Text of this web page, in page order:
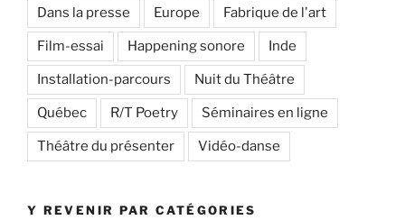
Dans la presse Europe Fabrique de l'art
Film-essai Happening sonore Inde
Installation-parcours Nuit du Théâtre
Québec R/T Poetry Séminaires en ligne
Théâtre du présenter Vidéo-danse
Y REVENIR PAR CATÉGORIES